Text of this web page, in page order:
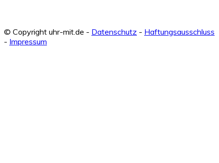
© Copyright uhr-mit.de - Datenschutz - Haftungsausschluss
- Impressum